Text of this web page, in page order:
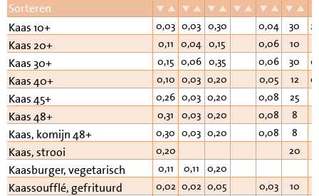
Sorteren
Kaas 10+
0,03 0,03 0,30 0,04 30
Kaas 20+ 0,11 0,04 0,15 0,06 10
Kaas 30+ 0,15 0,06 0,35 0,06 30
Kaas 40+ 0,10 0,03 0,20 0,05 12
Kaas 45+ 0,26 0,03 0,20 0,08 25
Kaas 48+ 0,31 0,03 0,20 0,08 8
Kaas, komijn 48+ 0,30 0,03 0,20 0,08 8
Kaas, strooi 0,20 20
Kaasburger, vegetarisch 0,11 0,11 0,20
Kaassoufflé, gefrituurd 0,02 0,02 0,05 0,03 10